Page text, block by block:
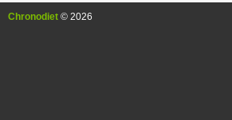
Chronodiet© 2026